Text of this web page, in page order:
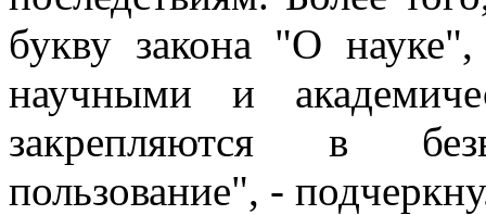
букву закона "О
научными и
закрепляются в
пользование", -